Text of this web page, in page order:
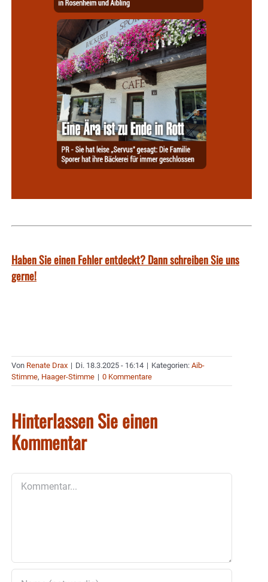
Haben Sie einen Fehler entdeckt? Dann schreiben Sie uns
gerne!
Von Renate Drax | Di. 18.3.2025 - 16:14 | Kategorien: Aib-
Stimme, Haager-Stimme | 0 Kommentare
Hinterlassen Sie einen
Kommentar